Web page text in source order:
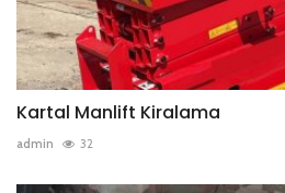
Kartal Manlift Kiralama
admin 32